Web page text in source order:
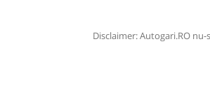
Disclaimer: Autogari.RO